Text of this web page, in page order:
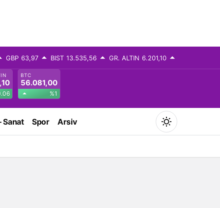
GBP 63,97 BIST 13.535,56 GR. ALTIN 6.201,10
BTC
56.081,00
%1
Sanat Spor Arsiv
Mod
değiştir